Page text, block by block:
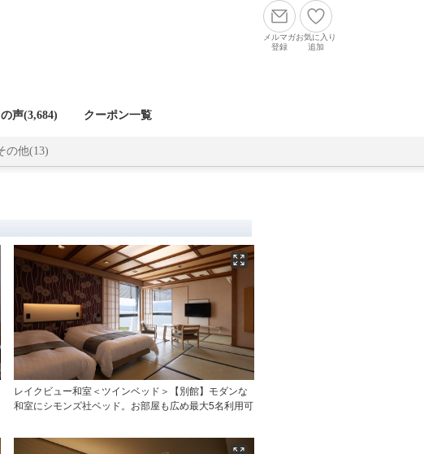
メルマガ
登録
お気に入り
追加
声(3,684) クーポン一覧
の他(13)
レイクビュー和室＜ツインベッド＞【別館】モダンな
和室にシモンズ社ベッド。お部屋も広め最大5名利用可